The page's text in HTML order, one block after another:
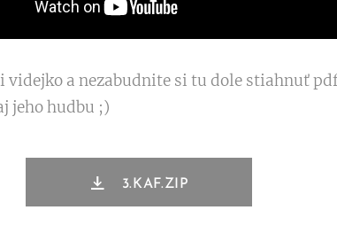
videjko a nezabudnite si tu dole stiahnuť
jeho hudbu ;)
3.KAF.ZIP